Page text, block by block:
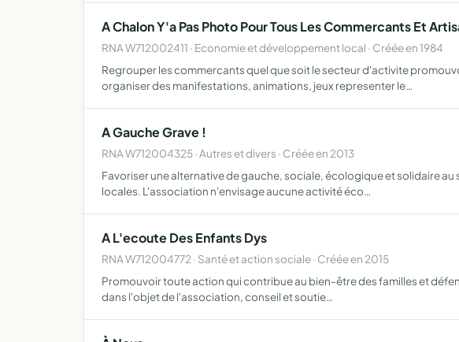
A Chalon Y'a Pas Photo Pour Tous Les Commercants Et
RNA W712002411 · Economie et développement local · Créée en 1984
Regrouper les commercants quel que soit le secteur d'activite
organiser des manifestations, animations, jeux representer le…
A Gauche Grave !
RNA W712004325 · Autres et divers · Créée en 2013
Favoriser une alternative de gauche, sociale, écologique et solidaire
locales. L'association n'envisage aucune activité éco…
A L'ecoute Des Enfants Dys
RNA W712004772 · Santé et action sociale · Créée en 2015
Promouvoir toute action qui contribue au bien-être des familles et
dans l'objet de l'association, conseil et soutie…